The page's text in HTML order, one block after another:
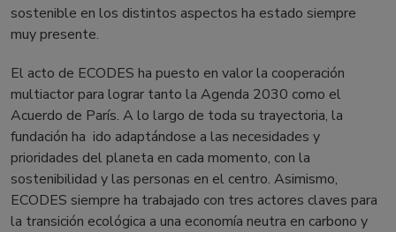
sostenible en los distintos aspectos ha estado siempre
muy presente.
El acto de ECODES ha puesto en valor la cooperación
multiactor para lograr tanto la Agenda 2030 como el
Acuerdo de París. A lo largo de toda su trayectoria, la
fundación ha ido adaptándose a las necesidades y
prioridades del planeta en cada momento, con la
sostenibilidad y las personas en el centro. Asimismo,
ECODES siempre ha trabajado con tres actores claves para
la transición ecológica a una economía neutra en carbono y